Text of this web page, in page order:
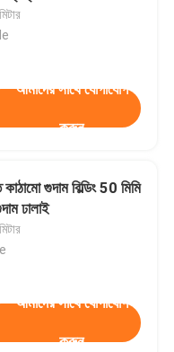
আমাদের সাথে যোগাযোগ
করুন
গুদাম বিল্ডিং 50 মিমি
ঢালাই
আমাদের সাথে যোগাযোগ
করুন